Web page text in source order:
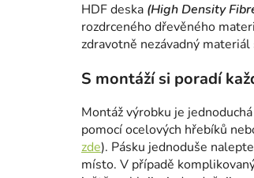
HDF deska (High Density
rozdrceného dřevěného
zdravotně nezávadný
S montáží si poradí
Montáž výrobku je
pomocí ocelových hřebíků
zde). Pásku jednoduše
místo. V případě